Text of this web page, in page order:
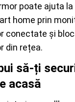
poate ajuta
home prin
conectate și
din rețea.
să-ți
acasă